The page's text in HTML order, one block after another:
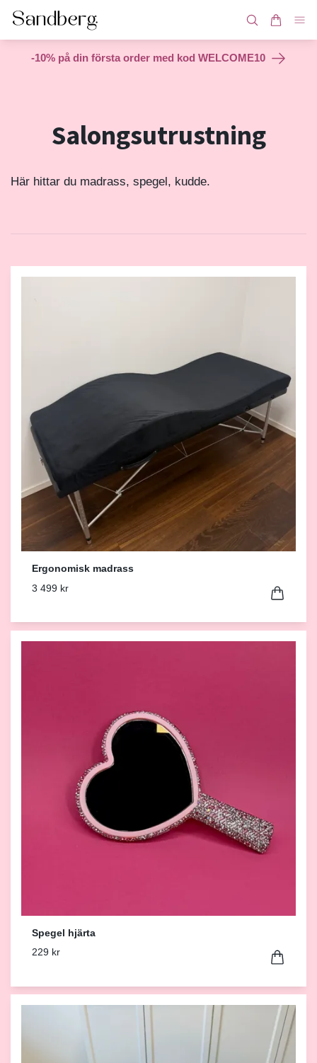
-10% på din första order med kod WELCOME10
Salongsutrustning
Här hittar du madrass, spegel, kudde.
Ergonomisk madrass
3 499 kr
Spegel hjärta
229 kr